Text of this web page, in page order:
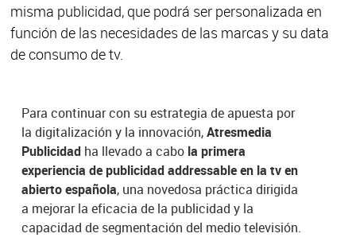
misma publicidad, que podrá ser personalizada en
función de las necesidades de las marcas y su data
de consumo de tv.
Para continuar con su estrategia de apuesta por
la digitalización y la innovación,Atresmedia
Publicidad ha llevado a cabo la primera
experiencia de publicidad addressable en la tv en
abierto española, una novedosa práctica dirigida
a mejorar la eficacia de la publicidad y la
capacidad de segmentación del medio televisión.